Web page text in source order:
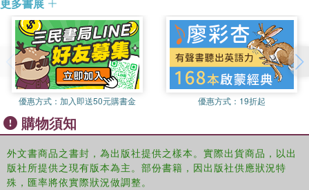
TheHandbook of Conflict Analysis and Resolutionis a
benchmark publication with major importance both for
current research and for the future of the field. It will be
essential reading for all students of conflict resolution,
peace and conflict studies, and International Relations in
general, as well as to practitioners in the field.
Jessica Senehiis Assistant Professor of Peace and
Conflict Studies and Associate Director of the Arthur V.
Mauro Centre for Peace and Justice, St. Paul's College,
University of Manitoba, Canada.
優惠方式： 加入即送50元購書金 優惠方式： 19折起
購物須知
外文書商品之書封，為出版社提供之樣本。實際出貨商品，以出
版社所提供之現有版本為主。部份書籍，因出版社供應狀況特
殊，匯率將依實際狀況做調整。